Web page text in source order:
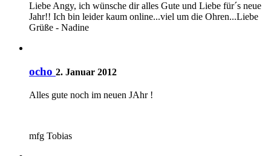
Liebe Angy, ich wünsche dir alles Gute und Liebe für´s neue
Jahr!! Ich bin leider kaum online...viel um die Ohren...Liebe
Grüße - Nadine
ocho 2. Januar 2012
Alles gute noch im neuen JAhr !
mfg Tobias